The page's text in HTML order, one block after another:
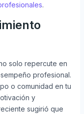
.
solo repercute en
profesional.
o comunidad en tu
y
sugirió que